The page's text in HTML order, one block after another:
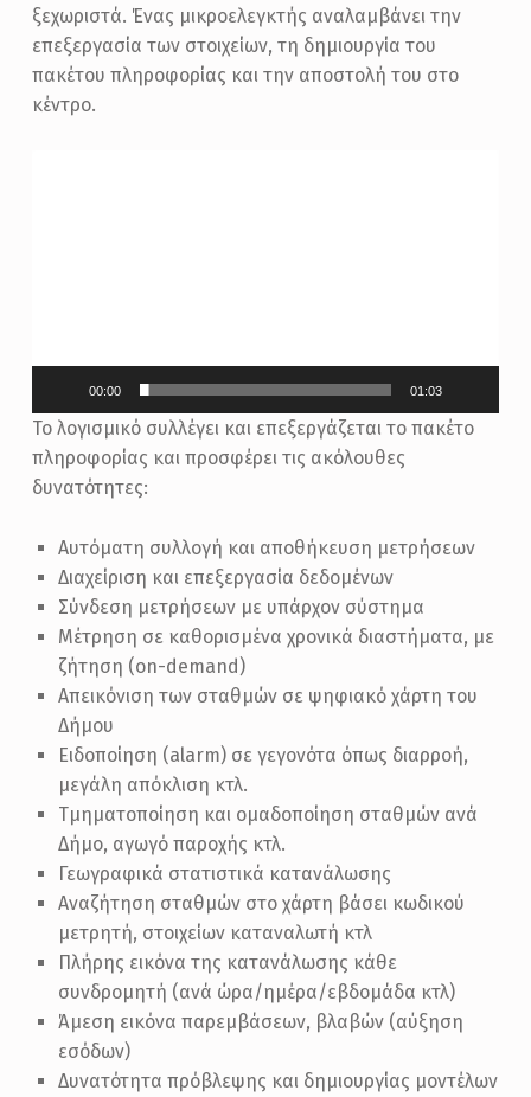
ξεχωριστά. Ένας μικροελεγκτής αναλαμβάνει την
επεξεργασία των στοιχείων, τη δημιουργία του
πακέτου πληροφορίας και την αποστολή του στο
κέντρο.
00:00 01:03
Το λογισμικό συλλέγει και επεξεργάζεται το πακέτο
πληροφορίας και προσφέρει τις ακόλουθες
δυνατότητες:
Αυτόματη συλλογή και αποθήκευση μετρήσεων
Διαχείριση και επεξεργασία δεδομένων
Σύνδεση μετρήσεων με υπάρχον σύστημα
Μέτρηση σε καθορισμένα χρονικά διαστήματα, με
ζήτηση (on-demand)
Απεικόνιση των σταθμών σε ψηφιακό χάρτη του
Δήμου
Ειδοποίηση (alarm) σε γεγονότα όπως διαρροή,
μεγάλη απόκλιση κτλ.
Τμηματοποίηση και ομαδοποίηση σταθμών ανά
Δήμο, αγωγό παροχής κτλ.
Γεωγραφικά στατιστικά κατανάλωσης
Αναζήτηση σταθμών στο χάρτη βάσει κωδικού
μετρητή, στοιχείων καταναλωτή κτλ
Πλήρης εικόνα της κατανάλωσης κάθε
συνδρομητή (ανά ώρα/ημέρα/εβδομάδα κτλ)
Άμεση εικόνα παρεμβάσεων, βλαβών (αύξηση
εσόδων)
Δυνατότητα πρόβλεψης και δημιουργίας μοντέλων